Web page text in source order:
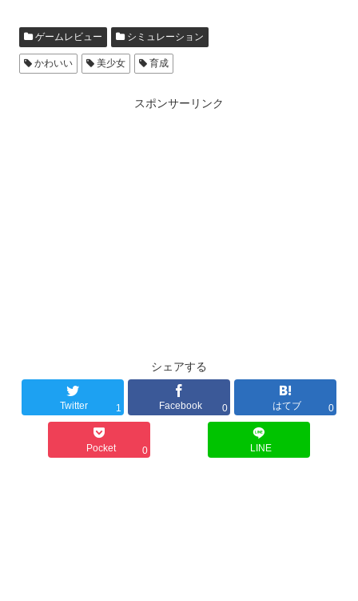
ゲームレビュー シミュレーション
かわいい 美少女 育成
スポンサーリンク
シェアする
Twitter 1 Facebook 0 はてブ 0
Pocket 0 LINE